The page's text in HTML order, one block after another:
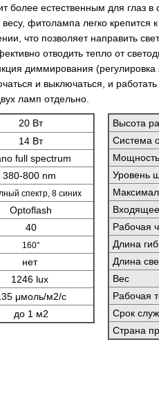
более естественным для
фитолампа легко крепится
что позволяет направить
отводить тепло от
диммирования (регулировка
и выключаться, и
ламп отдельно.
20 Вт
14 Вт
full spectrum
380-800 nm
спектр, 8 синих
Optoflash
40
160°
нет
1246 lux
μмоль/м2/с
до 1 м2
Высота
Система
Уровень
Рабочая
Длина
Длина
Вес
Рабочая
Срок
Страна